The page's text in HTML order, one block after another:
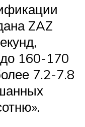
ZAZ
до 160-170
7.2-7.8